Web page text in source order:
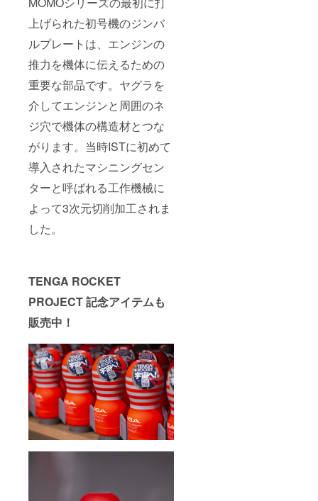
上げられた初号機のジンバ
ルプレートは、エンジンの
推力を機体に伝えるための
重要な部品です。ヤグラを
介してエンジンと周囲のネ
ジ穴で機体の構造材とつな
がります。当時ISTに初めて
導入されたマシニングセン
ターと呼ばれる工作機械に
よって3次元切削加工されま
した。
TENGA ROCKET
PROJECT 記念アイテムも
販売中！